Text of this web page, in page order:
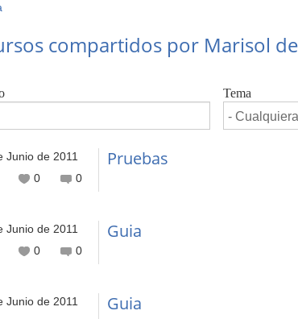
compartidos por Marisol
Tema
Junio de 2011
0
0
Pruebas
Junio de 2011
0
0
Guia
Junio de 2011
Guia